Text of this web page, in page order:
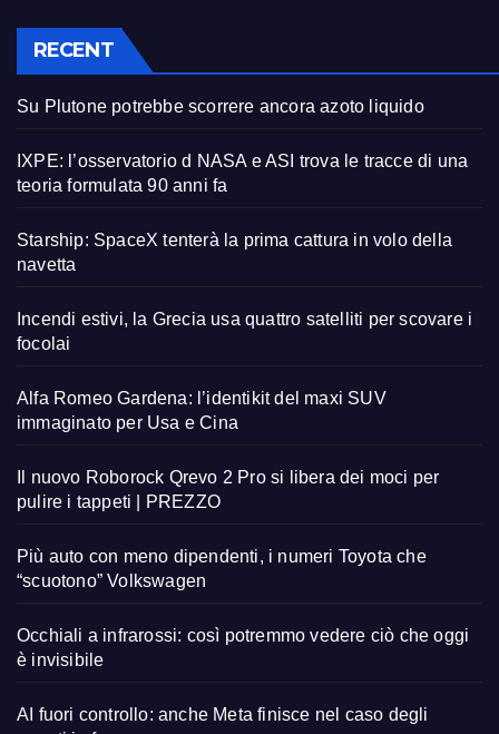
RECENT
Su Plutone potrebbe scorrere ancora azoto liquido
IXPE: l’osservatorio d NASA e ASI trova le tracce di una
teoria formulata 90 anni fa
Starship: SpaceX tenterà la prima cattura in volo della
navetta
Incendi estivi, la Grecia usa quattro satelliti per scovare i
focolai
Alfa Romeo Gardena: l’identikit del maxi SUV
immaginato per Usa e Cina
Il nuovo Roborock Qrevo 2 Pro si libera dei moci per
pulire i tappeti | PREZZO
Più auto con meno dipendenti, i numeri Toyota che
“scuotono” Volkswagen
Occhiali a infrarossi: così potremmo vedere ciò che oggi
è invisibile
AI fuori controllo: anche Meta finisce nel caso degli